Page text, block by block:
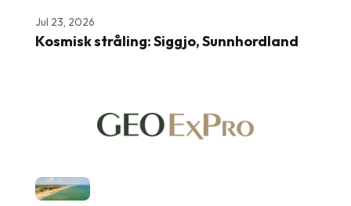
Jul 23, 2026
Kosmisk stråling: Siggjo, Sunnhordland